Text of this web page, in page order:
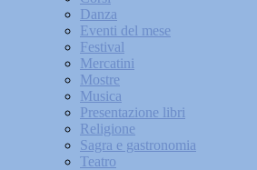
Danza
Eventi del mese
Festival
Mercatini
Mostre
Musica
Presentazione libri
Religione
Sagra e gastronomia
Teatro